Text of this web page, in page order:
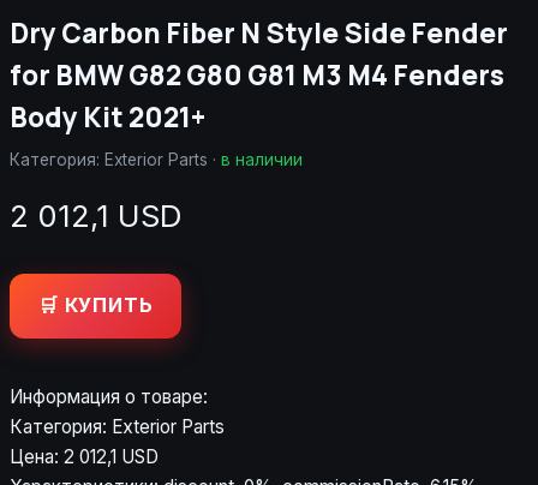
Dry Carbon Fiber N Style Side Fender
for BMW G82 G80 G81 M3 M4 Fenders
Body Kit 2021+
Категория: Exterior Parts · в наличии
2 012,1 USD
🛒 КУПИТЬ
Информация о товаре:
Категория: Exterior Parts
Цена: 2 012,1 USD